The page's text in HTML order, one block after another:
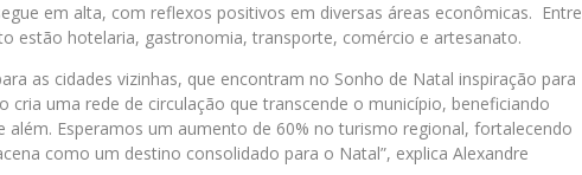
em alta, com reflexos positivos em diversas áreas econômicas. Entre
estão hotelaria, gastronomia, transporte, comércio e artesanato.
as cidades vizinhas, que encontram no Sonho de Natal inspiração para
cria uma rede de circulação que transcende o município, beneficiando
além. Esperamos um aumento de 60% no turismo regional, fortalecendo
como um destino consolidado para o Natal”, explica Alexandre